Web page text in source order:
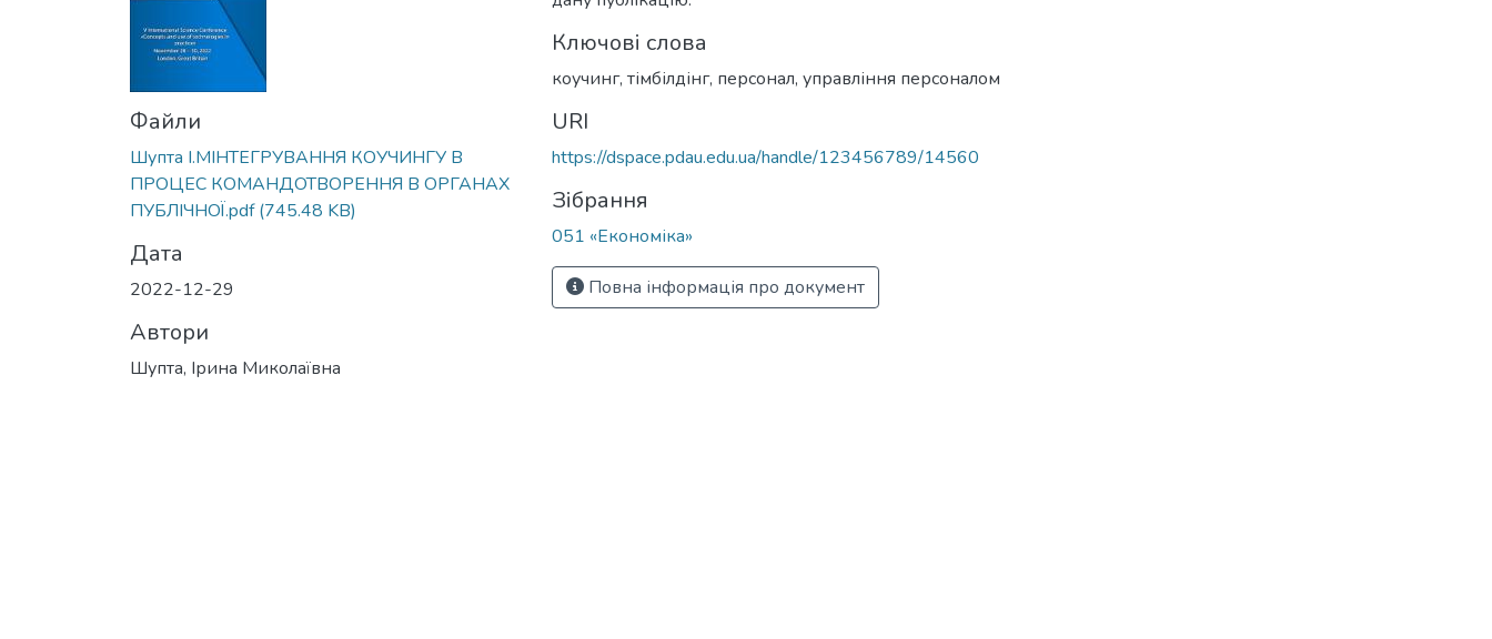
Файли
Шупта І.МІНТЕГРУВАННЯ КОУЧИНГУ В
ПРОЦЕС КОМАНДОТВОРЕННЯ В ОРГАНАХ
ПУБЛІЧНОЇ.pdf(745.48 KB)
Дата
2022-12-29
Автори
Шупта, Ірина Миколаївна
Ключові слова
коучинг, тімбілдінг, персонал, управління персоналом
URI
https://dspace.pdau.edu.ua/handle/123456789/14560
Зібрання
051 «Економіка»
Повна інформація про документ